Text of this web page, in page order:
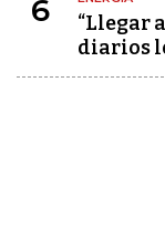
6
“Llegar
diarios